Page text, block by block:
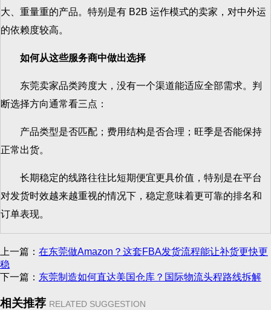
大、重量重的产品。特别是有 B2B 运作模式的卖家，对中外运
的依赖度较高。
如何从这些服务商中做出选择
东莞卖家品类跨度大，没有一个渠道能适应全部需求。判
断选择方向通常看三点：
产品类型是否匹配；费用结构是否合理；旺季是否能保持
正常出货。
长期稳定的线路往往比短期便宜更具价值，特别是在平台
对发货时效越来越重视的情况下，稳定意味着更可靠的排名和
订单表现。
上一篇： 在东莞做Amazon？这套FBA发货流程能让补货更快更
稳
下一篇： 东莞制造如何直达美国仓库？国际物流头程路线拆解
相关推荐 RELATED SUGGESTION